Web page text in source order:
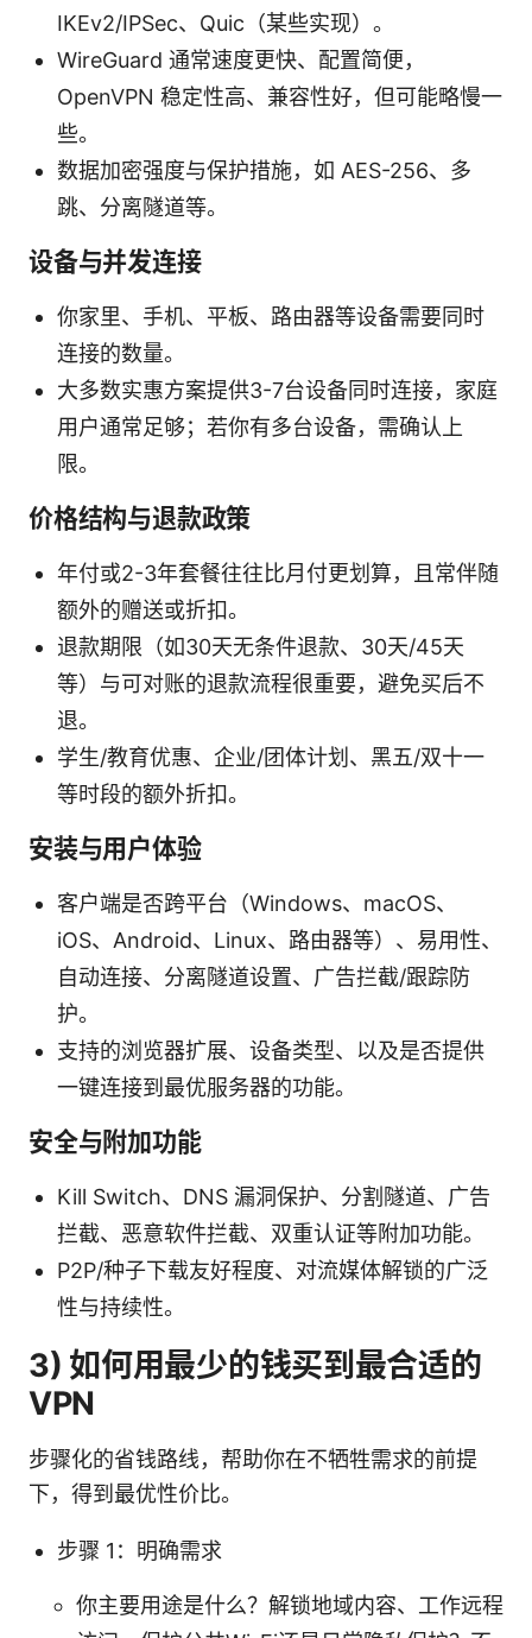
IKEv2/IPSec、Quic（某些实现）。
WireGuard 通常速度更快、配置简便，
OpenVPN 稳定性高、兼容性好，但可能略慢一
些。
数据加密强度与保护措施，如 AES-256、多
跳、分离隧道等。
设备与并发连接
你家里、手机、平板、路由器等设备需要同时
连接的数量。
大多数实惠方案提供3-7台设备同时连接，家庭
用户通常足够；若你有多台设备，需确认上
限。
价格结构与退款政策
年付或2-3年套餐往往比月付更划算，且常伴随
额外的赠送或折扣。
退款期限（如30天无条件退款、30天/45天
等）与可对账的退款流程很重要，避免买后不
退。
学生/教育优惠、企业/团体计划、黑五/双十一
等时段的额外折扣。
安装与用户体验
客户端是否跨平台（Windows、macOS、
iOS、Android、Linux、路由器等）、易用性、
自动连接、分离隧道设置、广告拦截/跟踪防
护。
支持的浏览器扩展、设备类型、以及是否提供
一键连接到最优服务器的功能。
安全与附加功能
Kill Switch、DNS 漏洞保护、分割隧道、广告
拦截、恶意软件拦截、双重认证等附加功能。
P2P/种子下载友好程度、对流媒体解锁的广泛
性与持续性。
3) 如何用最少的钱买到最合适的
VPN
步骤化的省钱路线，帮助你在不牺牲需求的前提
下，得到最优性价比。
步骤 1：明确需求
你主要用途是什么？解锁地域内容、工作远程